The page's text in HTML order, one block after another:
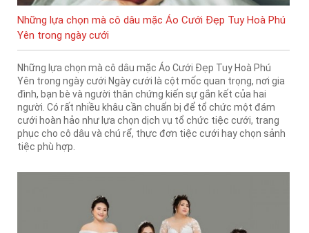
Những lựa chọn mà cô dâu mặc Áo Cưới Đẹp Tuy Hoà Phú
Yên trong ngày cưới
Những lựa chọn mà cô dâu mặc Áo Cưới Đẹp Tuy Hoà Phú
Yên trong ngày cưới Ngày cưới là cột mốc quan trọng, nơi gia
đình, bạn bè và người thân chứng kiến sự gắn kết của hai
người. Có rất nhiều khâu cần chuẩn bị để tổ chức một đám
cưới hoàn hảo như lựa chọn dịch vụ tổ chức tiệc cưới, trang
phục cho cô dâu và chú rể, thực đơn tiệc cưới hay chọn sảnh
tiệc phù hợp.